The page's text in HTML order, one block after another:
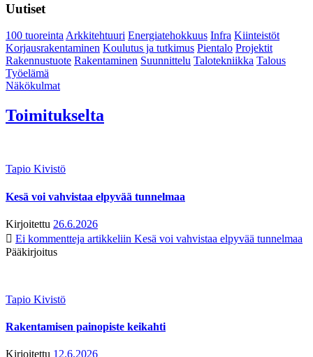
Uutiset
100 tuoreintaArkkitehtuuri Energiatehokkuus Infra Kiinteistöt
Korjausrakentaminen Koulutus ja tutkimus Pientalo Projektit
Rakennustuote Rakentaminen Suunnittelu Talotekniikka Talous
Työelämä
Näkökulmat
Toimitukselta
Tapio Kivistö
Kesä voi vahvistaa elpyvää tunnelmaa
Kirjoitettu 26.6.2026
Ei kommentteja artikkeliin Kesä voi vahvistaa elpyvää tunnelmaa
Pääkirjoitus
Tapio Kivistö
Rakentamisen painopiste keikahti
Kirjoitettu 12.6.2026